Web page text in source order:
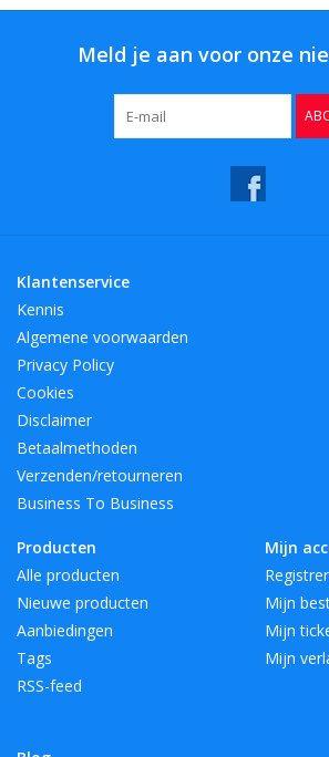
Meld je aan voor onze
Klantenservice
Kennis
Algemene voorwaarden
Privacy Policy
Cookies
Disclaimer
Betaalmethoden
Verzenden/retourneren
Business To Business
Producten
Alle producten
Nieuwe producten
Aanbiedingen
Tags
RSS-feed
Mijn
Mijn
Mijn
Mijn